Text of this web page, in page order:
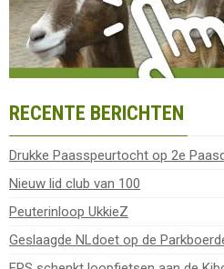
RECENTE BERICHTEN
Drukke Paasspeurtocht op 2e
Nieuw lid club van 100
Peuterinloop UkkieZ
Geslaagde NLdoet op de